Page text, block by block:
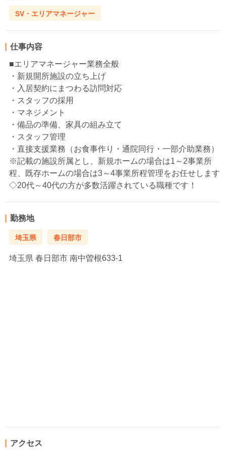
SV・エリアマネージャー
仕事内容
■エリアマネージャー業務全般
・新規開所施設の立ち上げ
・入居契約にまつわる訪問対応
・スタッフの採用
・マネジメント
・備品の準備、家具の組み立て
・スタッフ管理
・直接支援業務（お食事作り・通院同行・一部介助業務）
※記載の施設所属とし、新規ホームの場合は1～2事業所
程、既存ホームの場合は3～4事業所程管理をお任せします
◇20代～40代の方が多数活躍されている職種です！
勤務地
埼玉県 春日部市
埼玉県 春日部市 南中曽根633-1
アクセス